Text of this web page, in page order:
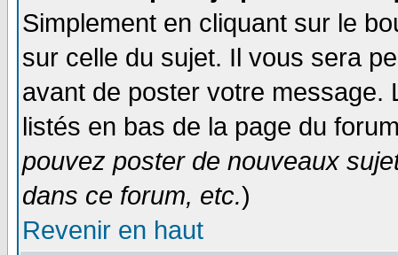
Simplement en cliquant sur le
sur celle du sujet. Il vous sera
avant de poster votre
listés en bas de la page du
pouvez poster de nouveaux
dans ce forum, etc.)
Revenir en haut